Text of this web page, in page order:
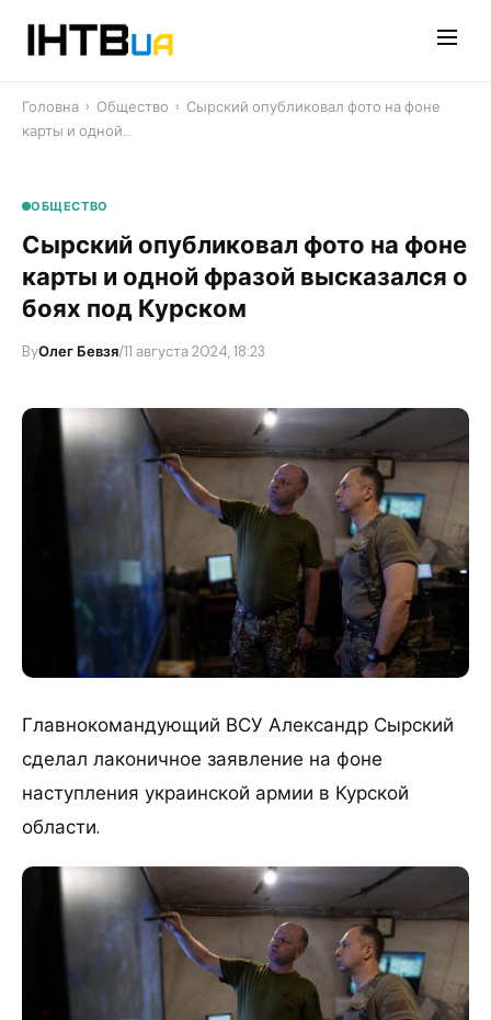
Головна › Общество › Сырский опубликовал фото на фоне
карты и одной…
ОБЩЕСТВО
Сырский опубликовал фото на фоне
карты и одной фразой высказался о
боях под Курском
ByОлег Бевзя/11 августа 2024, 18:23
Главнокомандующий ВСУ Александр Сырский
сделал лаконичное заявление на фоне
наступления украинской армии в Курской
области.